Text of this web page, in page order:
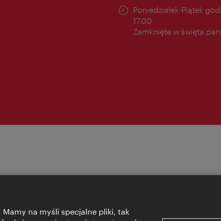
Godziny
otwarcia:
Poniedziałek-Piątek
17.00
Zamknięte w święta
na myśli specjalne pliki, tak